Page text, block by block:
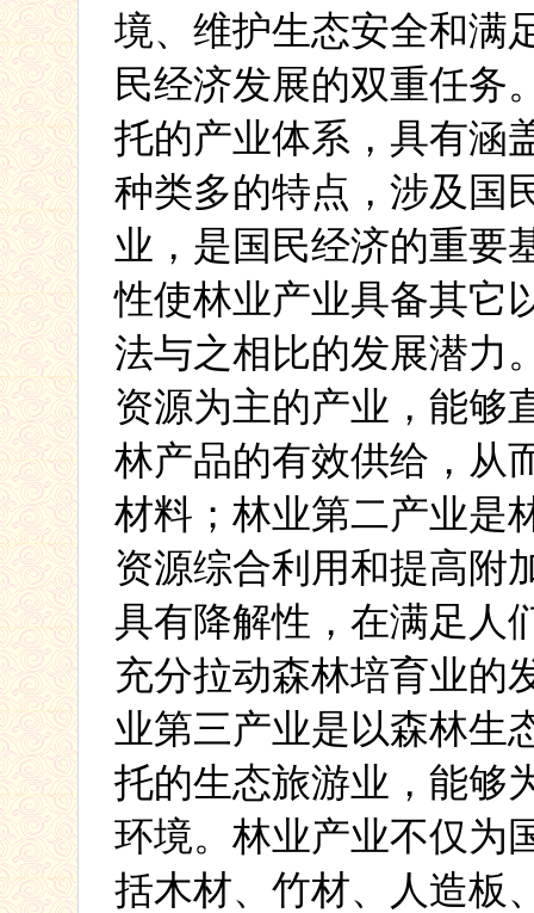
境、维护生态安全和满
民经济发展的双重任务
托的产业体系，具有涵
种类多的特点，涉及国
业，是国民经济的重要
性使林业产业具备其它
法与之相比的发展潜力
资源为主的产业，能够
林产品的有效供给，从
材料；林业第二产业是
资源综合利用和提高附
具有降解性，在满足人
充分拉动森林培育业的
业第三产业是以森林生
托的生态旅游业，能够
环境。 林业产业不仅为
括木材、竹材、人造板